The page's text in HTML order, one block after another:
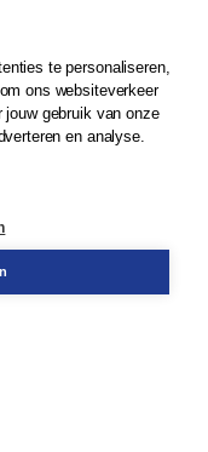
te personaliseren,
ons websiteverkeer
gebruik van onze
en analyse.